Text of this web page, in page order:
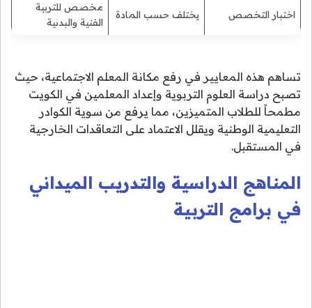
اختبار التخصص يختلف حسب المادة
مخصص للتربية
الفنية والبدنية
تساهم هذه المعايير في رفع مكانة المعلم الاجتماعية، حيث
تصبح دراسة العلوم التربوية وإعداد المعلمين في الكويت
مطمحاً للطلاب المتميزين، مما يرفع من سوية الكوادر
التعليمية الوطنية ويقلل الاعتماد على التعاقدات الخارجية
في المستقبل.
المناهج الدراسية والتدريب الميداني
في برامج التربية